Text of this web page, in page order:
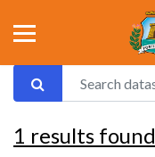
1 results found